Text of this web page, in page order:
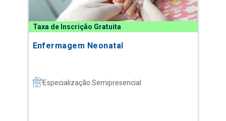
Taxa de Inscrição Gratuita
Enfermagem Neonatal
Especialização Semipresencial